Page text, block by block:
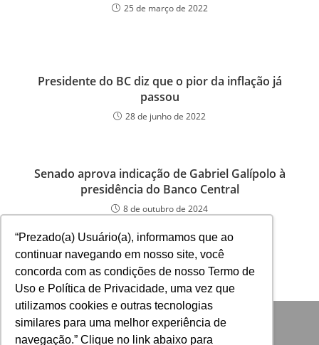
“Prezado(a) Usuário(a), informamos que ao
continuar navegando em nosso site, você
concorda com as condições de nosso Termo de
Uso e Política de Privacidade, uma vez que
utilizamos cookies e outras tecnologias
similares para uma melhor experiência de
navegação.” Clique no link abaixo para
25 de março de 2022
Presidente do BC diz que o pior da inflação já
passou
28 de junho de 2022
Senado aprova indicação de Gabriel Galípolo à
presidência do Banco Central
8 de outubro de 2024